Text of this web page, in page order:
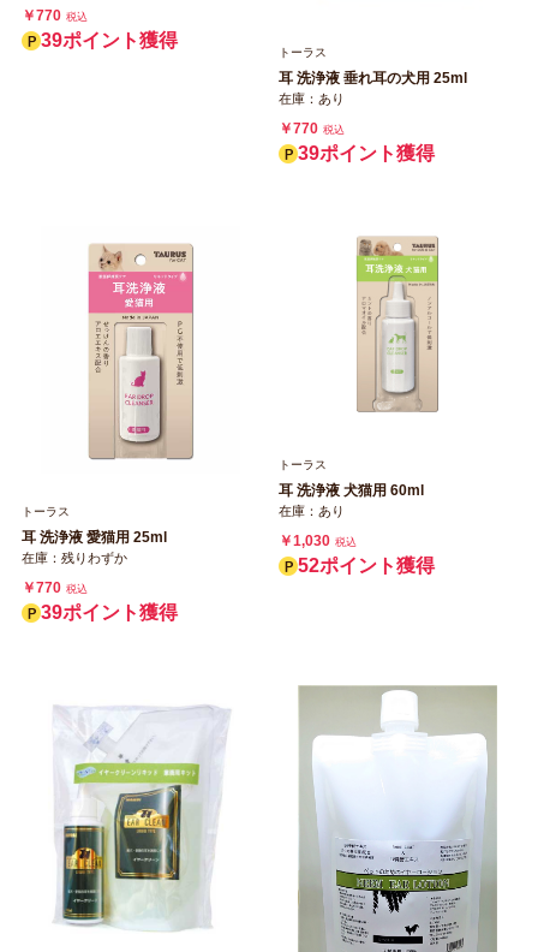
￥770 税込
39ポイント獲得
トーラス
耳 洗浄液 垂れ耳の犬用 25ml
在庫：あり
￥770 税込
39ポイント獲得
トーラス
耳 洗浄液 愛猫用 25ml
在庫：残りわずか
￥770 税込
39ポイント獲得
トーラス
耳 洗浄液 犬猫用 60ml
在庫：あり
￥1,030 税込
52ポイント獲得